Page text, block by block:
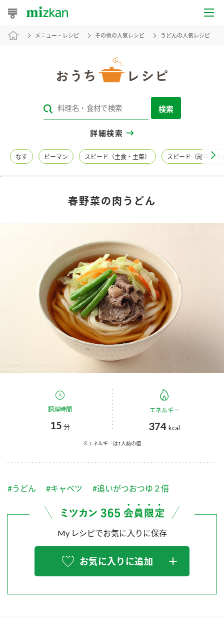
おうちレシピ
レシピカテゴリ一覧
レシピ名特集
酢 調味酢
お酢ドリンク ぽん酢
みりん風・料理酒 鍋用調味料
スープ 中華
ふりかけ おすしの素
炊き込みご飯の素 米飯用調味液
キャンペーン情報
ブランド・スペシャルサイト
ブランド・スペシャルサイト トップ
商品ブランドサイト
カンタン酢
お酢ドリンク
かおりの蔵
つゆ
納豆のサイト
スペシャルサイト
国内事業概要
ミツカングループについて
企業理念
ミツカンを知る
水の文化センター（アーカイブ）
ZENB initiative
MIM（ミツカンミュージアム）
お客様相談センター
お客様の声をいかしました
販売終了製品のご案内
よくあるご質問
メニュー・レシピ その他の人気レシピ うどんの人気レシピ
検索
詳細検索
なす ピーマン スピード（主食・主菜） スピード（副菜・つ
春野菜の肉うどん
調理時間
15 分
エネルギー
374 kcal
※エネルギーは1人前の値
#うどん #キャベツ #追いがつおつゆ２倍
My レシピでお気に入りに保存
お気に入りに追加